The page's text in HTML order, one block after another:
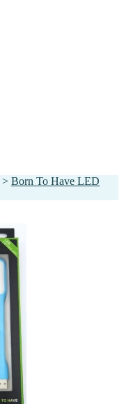
> Born To Have LED